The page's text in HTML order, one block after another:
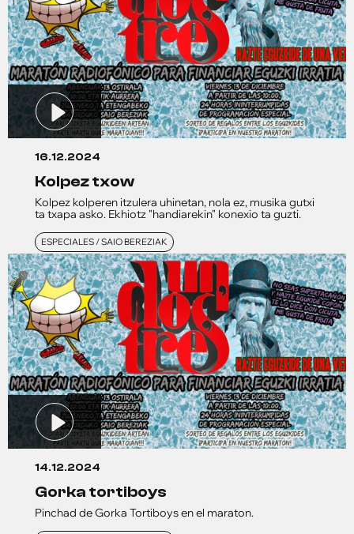
16.12.2024
kolpez txow
Kolpez kolperen itzulera uhinetan, nola ez, musika gutxi
ta txapa asko. Ekhiotz "handiarekin" konexio ta guzti.
ESPECIALES / SAIO BEREZIAK
14.12.2024
gorka tortiboys
Pinchad de Gorka Tortiboys en el maraton.